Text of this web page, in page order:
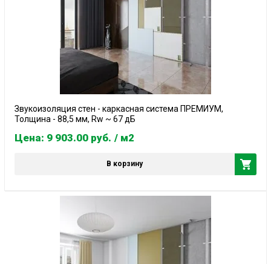
Звукоизоляция стен - каркасная система ПРЕМИУМ,
Толщина - 88,5 мм, Rw ~ 67 дБ
Цена: 9 903.00 руб. / м2
В корзину